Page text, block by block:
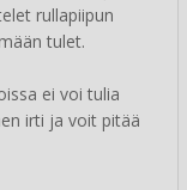
rullapiipun
tulet.
ei voi tulia
irti ja voit pitää